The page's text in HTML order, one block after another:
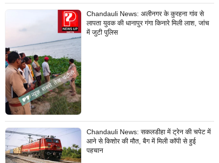
Chandauli News: अलीनगर के कुरहना गांव से
लापता युवक की धानापुर गंगा किनारे मिली लाश, जांच
में जुटी पुलिस
Chandauli News: सकलडीहा में ट्रेन की चपेट में
आने से किशोर की मौत, बैग में मिली कॉपी से हुई
पहचान